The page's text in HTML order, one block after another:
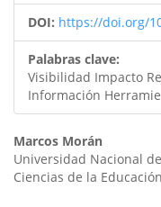
DOI: https://doi.org/
Palabras clave:
Visibilidad Impacto
Información
Contenido
principal
Marcos Morán
Universidad Nacional
Ciencias de la Educación